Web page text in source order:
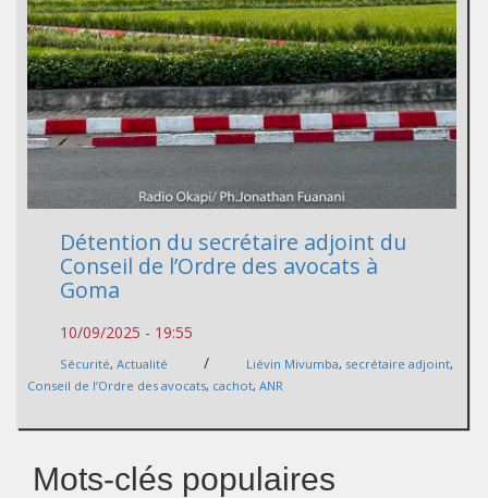
Détention du secrétaire adjoint du
Conseil de l’Ordre des avocats à
Goma
10/09/2025 - 19:55
Sécurité, Actualité / Liévin Mivumba, secrétaire adjoint,
Conseil de l’Ordre des avocats, cachot, ANR
Mots-clés populaires